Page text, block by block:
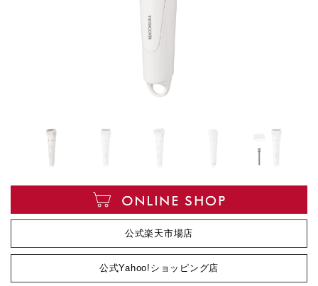
公式楽天市場店
公式Yahoo!ショッピング店